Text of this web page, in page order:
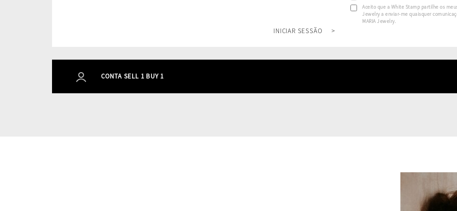
INICIAR SESSÃO >
Aceito que a White Stamp partilhe os
Jewelry a enviar-me quaisquer
MARIA Jewelry.
CONTA SELL 1 BUY 1